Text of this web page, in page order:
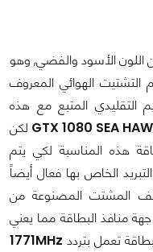
اللون الأسود والفضي, وهو
الهوائي المعروف
التقليدي المتبع مع هذه
GTX 1080 SEA لكن
هذه المناسبة لكي يتم
الخاص بها فعال أيضاً
المشتت المصنوعة من
جهة منافذ البطاقة مما يعني
تعمل بتردد 1771MHz